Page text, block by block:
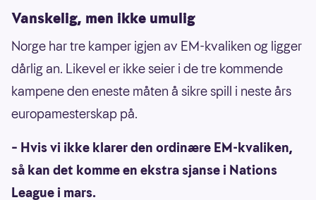
Vanskelig, men ikke umulig
Norge har tre kamper igjen av EM-kvaliken og ligger
dårlig an. Likevel er ikke seier i de tre kommende
kampene den eneste måten å sikre spill i neste års
europamesterskap på.
– Hvis vi ikke klarer den ordinære EM-kvaliken,
så kan det komme en ekstra sjanse i Nations
League i mars.